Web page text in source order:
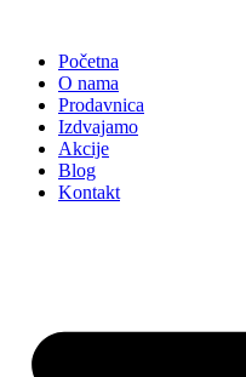
sadržajPočetna
O nama
Prodavnica
Izdvajamo
Akcije
Blog
Kontakt